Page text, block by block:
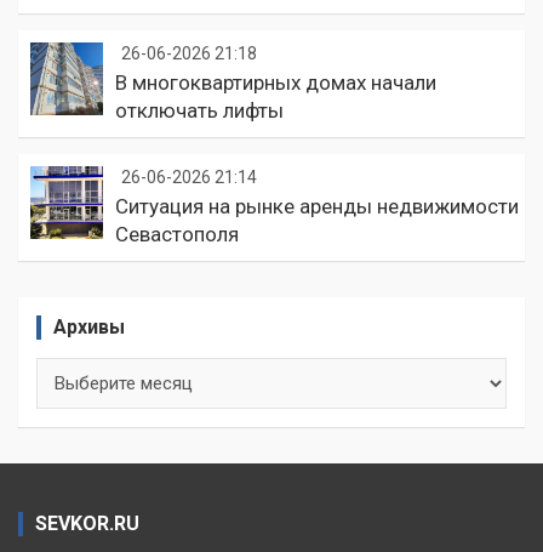
26-06-2026 21:18
В многоквартирных домах начали
отключать лифты
26-06-2026 21:14
Ситуация на рынке аренды недвижимости
Севастополя
Архивы
SEVKOR.RU